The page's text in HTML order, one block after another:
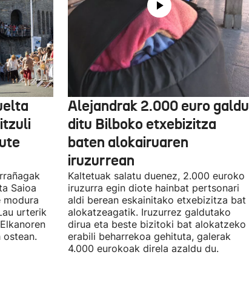
Saioa
modura
urterik
ostean.
Alejandrak 2.000 euro galdu
ditu Bilboko etxebizitza
baten alokairuaren
iruzurrean
Kaltetuak salatu duenez, 2.000 euroko
iruzurra egin diote hainbat pertsonari
aldi berean eskainitako etxebizitza bat
alokatzeagatik. Iruzurrez galdutako
dirua eta beste bizitoki bat alokatzeko
erabili beharrekoa gehituta, galerak
4.000 eurokoak direla azaldu du.